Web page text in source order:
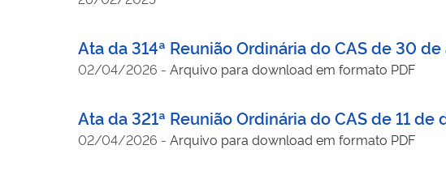
Ata da 314ª Reunião Ordinária do CAS de 30
02/04/2026 - Arquivo para download em formato PDF
Ata da 321ª Reunião Ordinária do CAS de 11
02/04/2026 - Arquivo para download em formato PDF